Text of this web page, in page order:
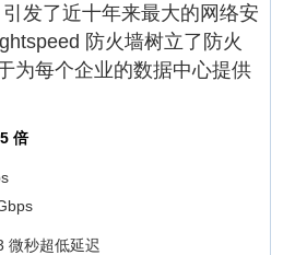
发了近十年来最大的网络安
防火墙树立了防火
为每个企业的数据中心提供
倍
秒超低延迟